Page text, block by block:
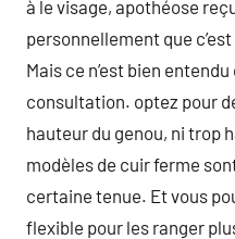
à le visage, apothéose
personnellement que
Mais ce n’est bien
consultation. optez pour
hauteur du genou, ni trop
modèles de cuir ferme
certaine tenue. Et vous
flexible pour les ranger